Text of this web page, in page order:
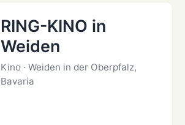
RING-KINO in
Weiden
Kino · Weiden in der Oberpfalz,
Bavaria